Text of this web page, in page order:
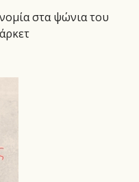
στα ψώνια του